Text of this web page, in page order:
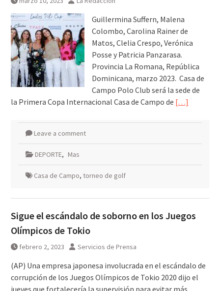
Guillermina Suffern, Malena
Colombo, Carolina Rainer de
Matos, Clelia Crespo, Verónica
Posse y Patricia Panzarasa.
Provincia La Romana, República
Dominicana, marzo 2023. Casa de
Campo Polo Club será la sede de
la Primera Copa Internacional Casa de Campo de […]
Leave a comment
DEPORTE, Mas
Casa de Campo, torneo de golf
Sigue el escándalo de soborno en los Juegos
Olímpicos de Tokio
febrero 2, 2023 Servicios de Prensa
(AP) Una empresa japonesa involucrada en el escándalo de
corrupción de los Juegos Olímpicos de Tokio 2020 dijo el